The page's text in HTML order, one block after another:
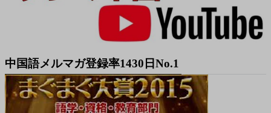
中国語メルマガ登録率1430日No.1